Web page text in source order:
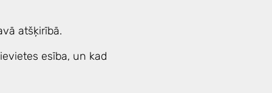
atšķirībā.
esība, un kad